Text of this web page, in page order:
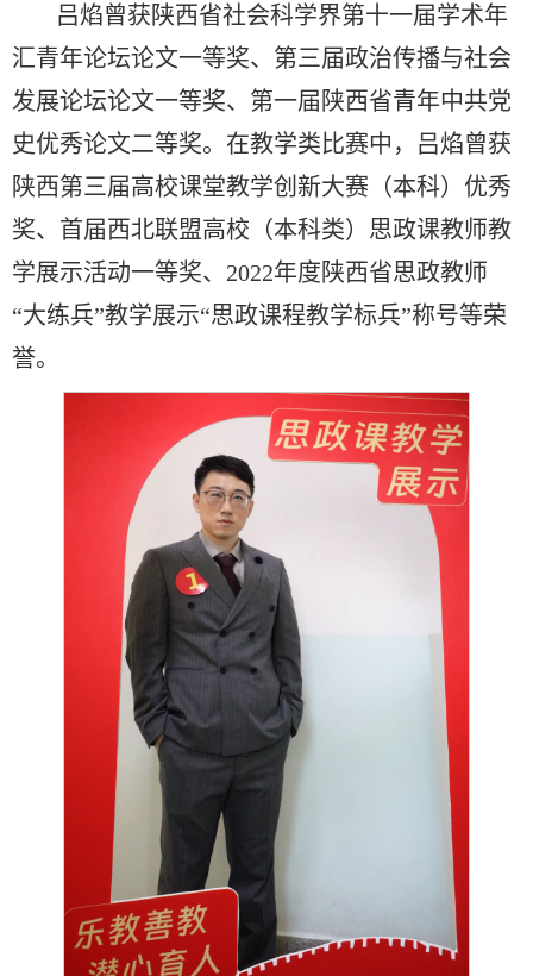
吕焰曾获陕西省社会科学界第十一届学术年
汇青年论坛论文一等奖、第三届政治传播与社会
发展论坛论文一等奖、第一届陕西省青年中共党
史优秀论文二等奖。在教学类比赛中，吕焰曾获
陕西第三届高校课堂教学创新大赛（本科）优秀
奖、首届西北联盟高校（本科类）思政课教师教
学展示活动一等奖、2022年度陕西省思政教师
“大练兵”教学展示“思政课程教学标兵”称号等荣
誉。